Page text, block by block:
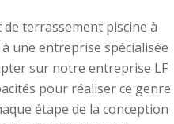
terrassement piscine à
une entreprise spécialisée
sur notre entreprise LF
pour réaliser ce genre
étape de la conception